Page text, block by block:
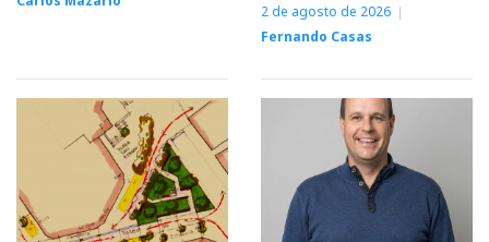
2 de agosto de 2026
Fernando Casas